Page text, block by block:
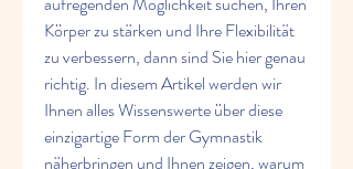
Körper zu stärken und Ihre Flexibilität
zu verbessern, dann sind Sie hier genau
richtig. In diesem Artikel werden wir
Ihnen alles Wissenswerte über diese
einzigartige Form der Gymnastik
näherbringen und Ihnen zeigen, warum